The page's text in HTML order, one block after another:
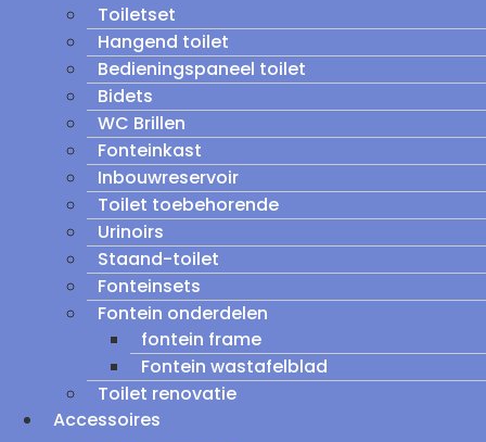
Toiletset
Hangend toilet
Bedieningspaneel toilet
Bidets
WC Brillen
Fonteinkast
Inbouwreservoir
Toilet toebehorende
Urinoirs
Staand-toilet
Fonteinsets
Fontein onderdelen
fontein frame
Fontein wastafelblad
Toilet renovatie
Accessoires